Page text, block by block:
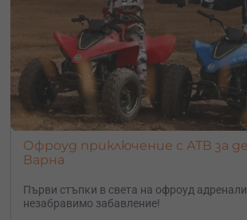
Офроуд приключение с АТВ за
Варна
Първи стъпки в света на офроуд
незабравимо забавление!